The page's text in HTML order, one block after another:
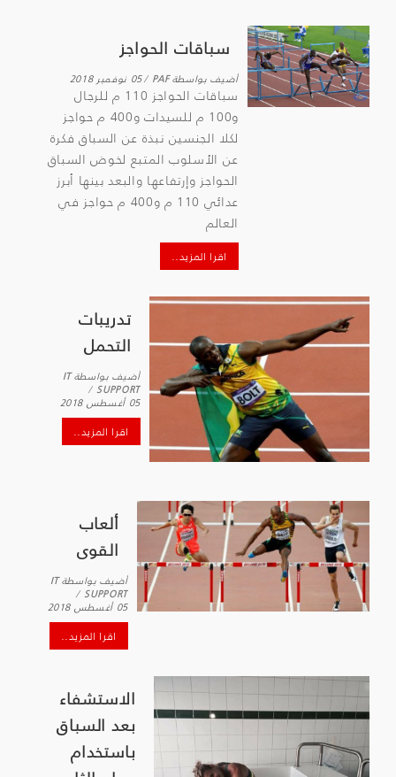
سباقات الحواجز
أضيف بواسطةPAF 05 نوفمبر 2018
سباقات الحواجز 110 م للرجال
و100 م للسيدات و400 م حواجز
لكلا الجنسين نبذة عن السباق فكرة
عن الأسلوب المتبع لخوض السباق
الحواجز وإرتفاعها والبعد بينها أبرز
عدائي 110 م و400 م حواجز في
العالم
اقرا المزيد..
تدريبات
التحمل
أضيف بواسطةIT
SUPPORT
05 أغسطس 2018
اقرا المزيد..
ألعاب
القوى
أضيف بواسطةIT
SUPPORT
05 أغسطس 2018
اقرا المزيد..
الاستشفاء
بعد السباق
باستخدام